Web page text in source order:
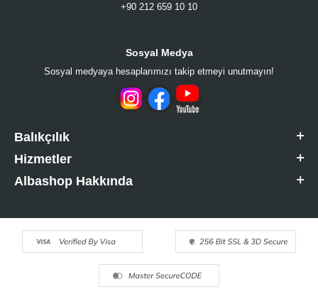
+90 212 659 10 10
Sosyal Medya
Sosyal medyaya hesaplarımızı takip etmeyi unutmayın!
Balıkçılık
Hizmetler
Albashop Hakkında